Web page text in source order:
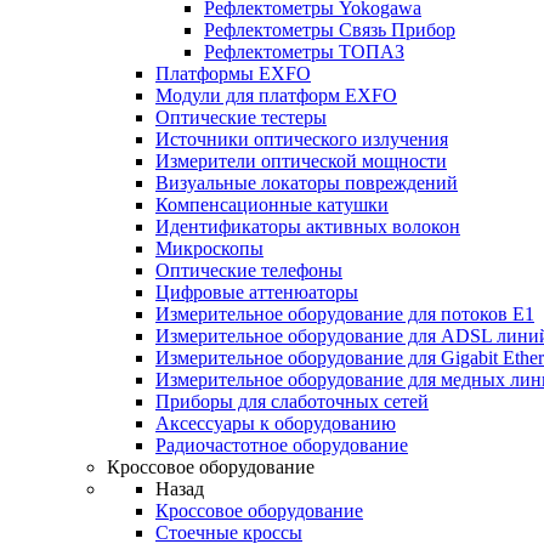
Рефлектометры Yokogawa
Рефлектометры Связь Прибор
Рефлектометры ТОПАЗ
Платформы EXFO
Модули для платформ EXFO
Оптические тестеры
Источники оптического излучения
Измерители оптической мощности
Визуальные локаторы повреждений
Компенсационные катушки
Идентификаторы активных волокон
Микроскопы
Оптические телефоны
Цифровые аттенюаторы
Измерительное оборудование для потоков Е1
Измерительное оборудование для ADSL
Измерительное оборудование для Gigabit
Измерительное оборудование для медных
Приборы для слаботочных сетей
Аксессуары к оборудованию
Радиочастотное оборудование
Кроссовое оборудование
Назад
Кроссовое оборудование
Стоечные кроссы